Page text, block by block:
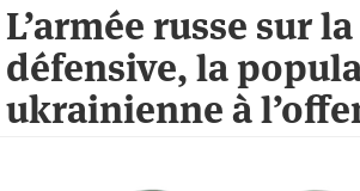
L’armée russe sur la
défensive, la
ukrainienne à